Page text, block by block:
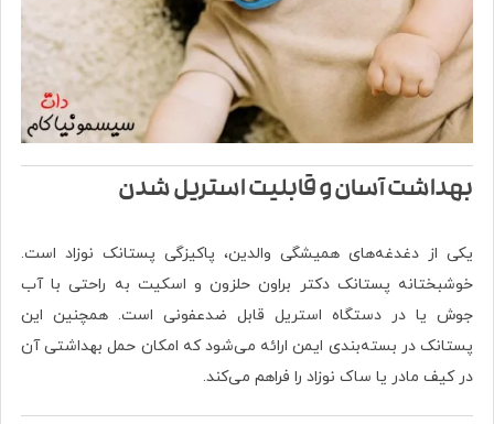
بهداشت آسان و قابلیت استریل شدن
یکی از دغدغه‌های همیشگی والدین، پاکیزگی پستانک نوزاد است.
خوشبختانه پستانک دکتر براون حلزون و اسکیت به راحتی با آب
جوش یا در دستگاه استریل قابل ضدعفونی است. همچنین این
پستانک در بسته‌بندی ایمن ارائه می‌شود که امکان حمل بهداشتی آن
در کیف مادر یا ساک نوزاد را فراهم می‌کند.